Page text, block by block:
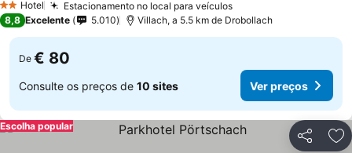
2 Estrelas
Hotel Estacionamento no local para veículos
8,8 Excelente 5.010 Villach, a 5.5 km de Drobollach
De € 80
Consulte os preços de 10 sites Ver preços
Partilhar
Escolha popular